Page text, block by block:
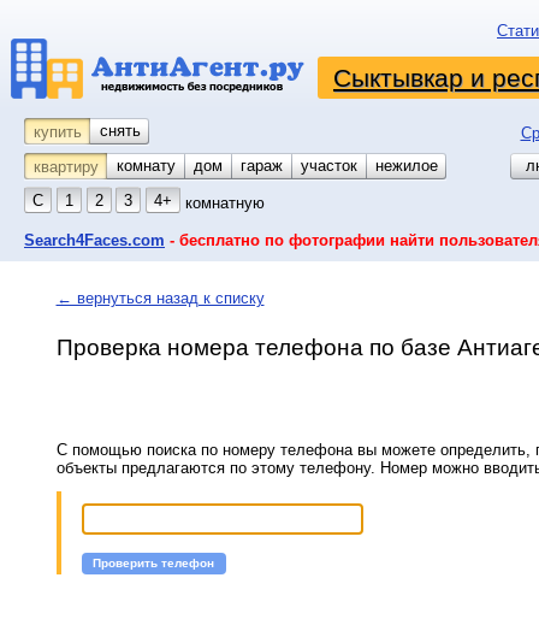
Сыктывкар и
купить снять
квартиру
комнату койко-место
дом гараж участок
нежилое
С
1 2 3 4+ комнатную
Search4Faces.com - бесплатно по фотографии найти
← вернуться назад к списку
Проверка номера телефона по базе
С помощью поиска по номеру телефона вы можете определить,
объекты предлагаются по этому телефону. Номер можно
Проверить телефон